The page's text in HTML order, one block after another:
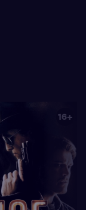
Și în tot
în
orbitoare
16+